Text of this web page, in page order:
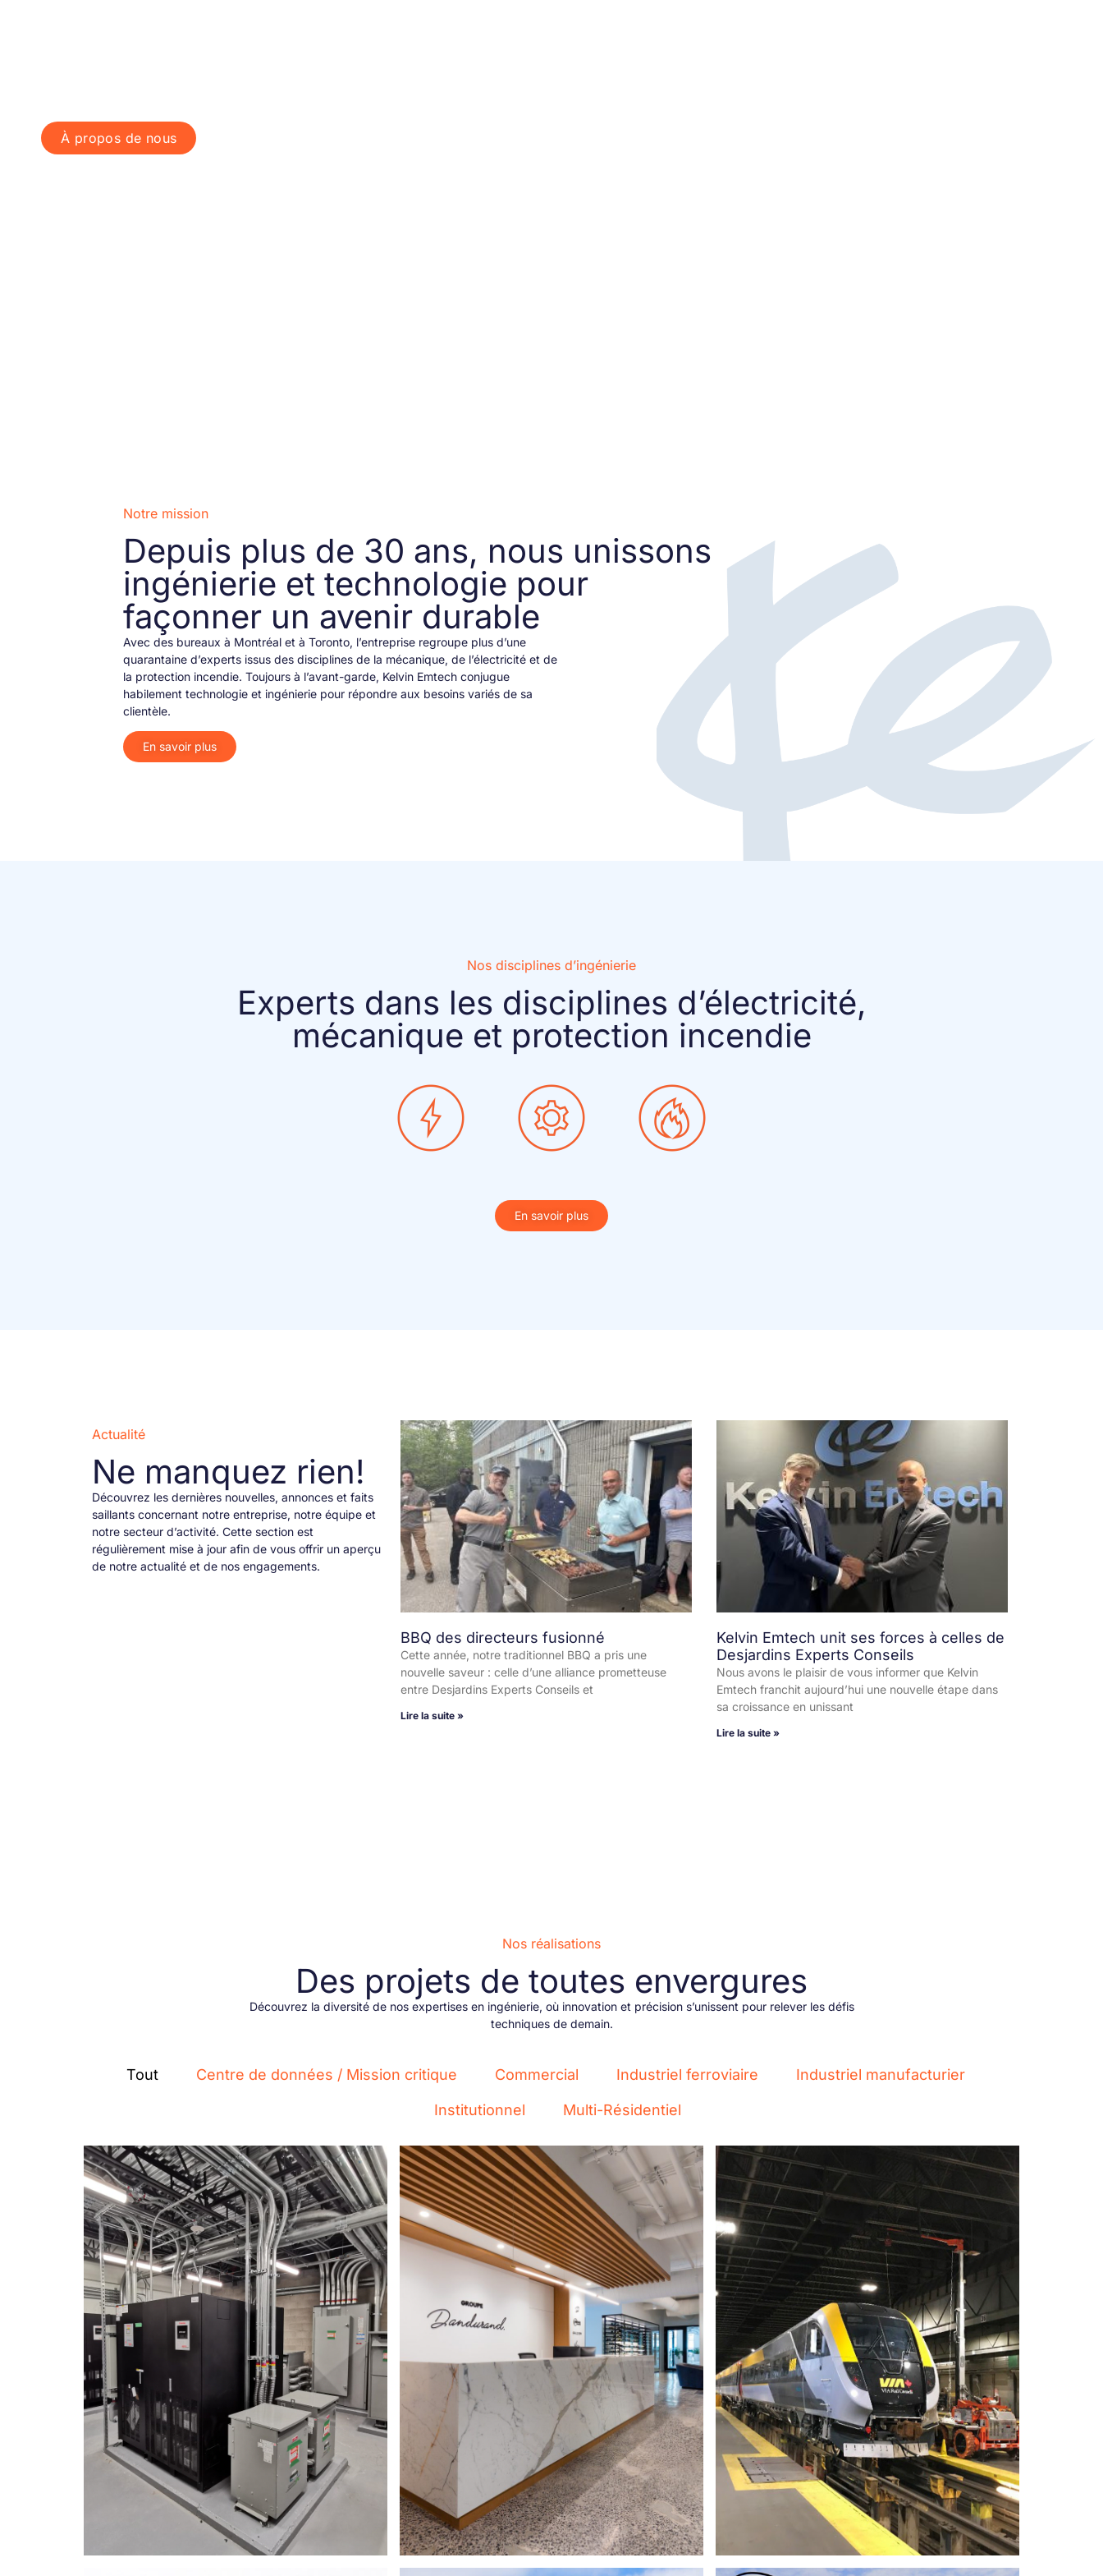
À propos de nous
Notre mission
Depuis plus de 30 ans, nous unissons
ingénierie et technologie pour
façonner un avenir durable
Avec des bureaux à Montréal et à Toronto, l’entreprise regroupe plus d’une
quarantaine d’experts issus des disciplines de la mécanique, de l’électricité et de
la protection incendie. Toujours à l’avant-garde, Kelvin Emtech conjugue
habilement technologie et ingénierie pour répondre aux besoins variés de sa
clientèle.
En savoir plus
Nos disciplines d’ingénierie
Experts dans les disciplines d’électricité,
mécanique et protection incendie
En savoir plus
Actualité
Ne manquez rien!
Découvrez les dernières nouvelles, annonces et faits
saillants concernant notre entreprise, notre équipe et
notre secteur d’activité. Cette section est
régulièrement mise à jour afin de vous offrir un aperçu
de notre actualité et de nos engagements.
BBQ des directeurs fusionné
Cette année, notre traditionnel BBQ a pris une
nouvelle saveur : celle d’une alliance prometteuse
entre Desjardins Experts Conseils et
Lire la suite »
Kelvin Emtech unit ses forces à celles de
Desjardins Experts Conseils
Nous avons le plaisir de vous informer que Kelvin
Emtech franchit aujourd’hui une nouvelle étape dans
sa croissance en unissant
Lire la suite »
Nos réalisations
Des projets de toutes envergures
Découvrez la diversité de nos expertises en ingénierie, où innovation et précision s’unissent pour relever les défis
techniques de demain.
Tout Centre de données / Mission critique Commercial Industriel ferroviaire Industriel manufacturier
Institutionnel Multi-Résidentiel